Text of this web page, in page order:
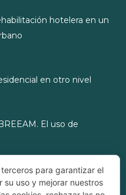
hotelera en un
en otro nivel
El uso de
para garantizar el
uso y mejorar nuestros